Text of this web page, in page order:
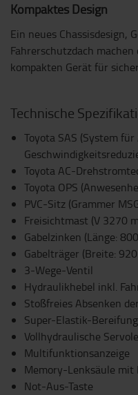
Kompaktes Design
Ein neues Chassisdesign,
Fahrerschutzdach
kompakten Gerät für
Technische
Toyota SAS (System
Toyota AC-
Toyota OPS
PVC-Sitz (Grammer
Freisichtmast (V 3270
Gabelzinken (Länge:
Gabelträger (Breite:
3-Wege-Ventil
Hydraulikhebel inkl.
Stoßfreies Absenken
Super-Elastik-Bereifung
Vollhydraulische
Multifunktionsanzeige
Memory-Lenksäule
Not-Aus-Taste